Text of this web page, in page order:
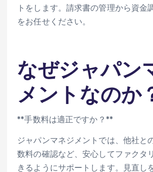
トをします。請求書の管理から資金
をお任せください。
なぜジャパン
メントなのか
**手数料は適正ですか？**
ジャパンマネジメントでは、他社と
数料の確認など、安心してファクタ
きるようにサポートします。見直し